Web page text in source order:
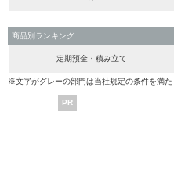
商品別ランキング
定期預金・積み立て
※文字がグレーの部門は当社規定の条件を満
PR